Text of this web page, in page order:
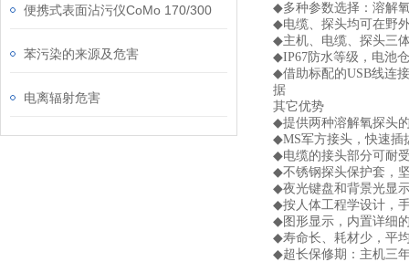
便携式表面沾污仪CoMo 170/300
苯污染的来源及危害
电离辐射危害
◆多种参数选择：溶解
◆电缆、探头均可在野
◆主机、电缆、探头三
◆IP67防水等级，电池
◆借助标配的USB线连接
据
其它优势
◆提供两种溶解氧探头
◆MS军方接头，快速插
◆电缆的接头部分可耐
◆不锈钢探头保护套，
◆夜光键盘和背景光显
◆按人体工程学设计，
◆图形显示，内置详细
◆寿命长、耗材少，平
◆超长保修期：主机三